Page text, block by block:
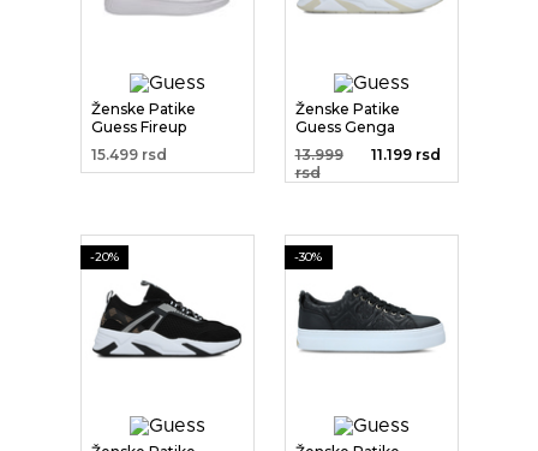
Ženske Patike
Guess Fireup
15.499 rsd
Ženske Patike
Guess Genga
13.999
rsd
11.199 rsd
-20% -30%